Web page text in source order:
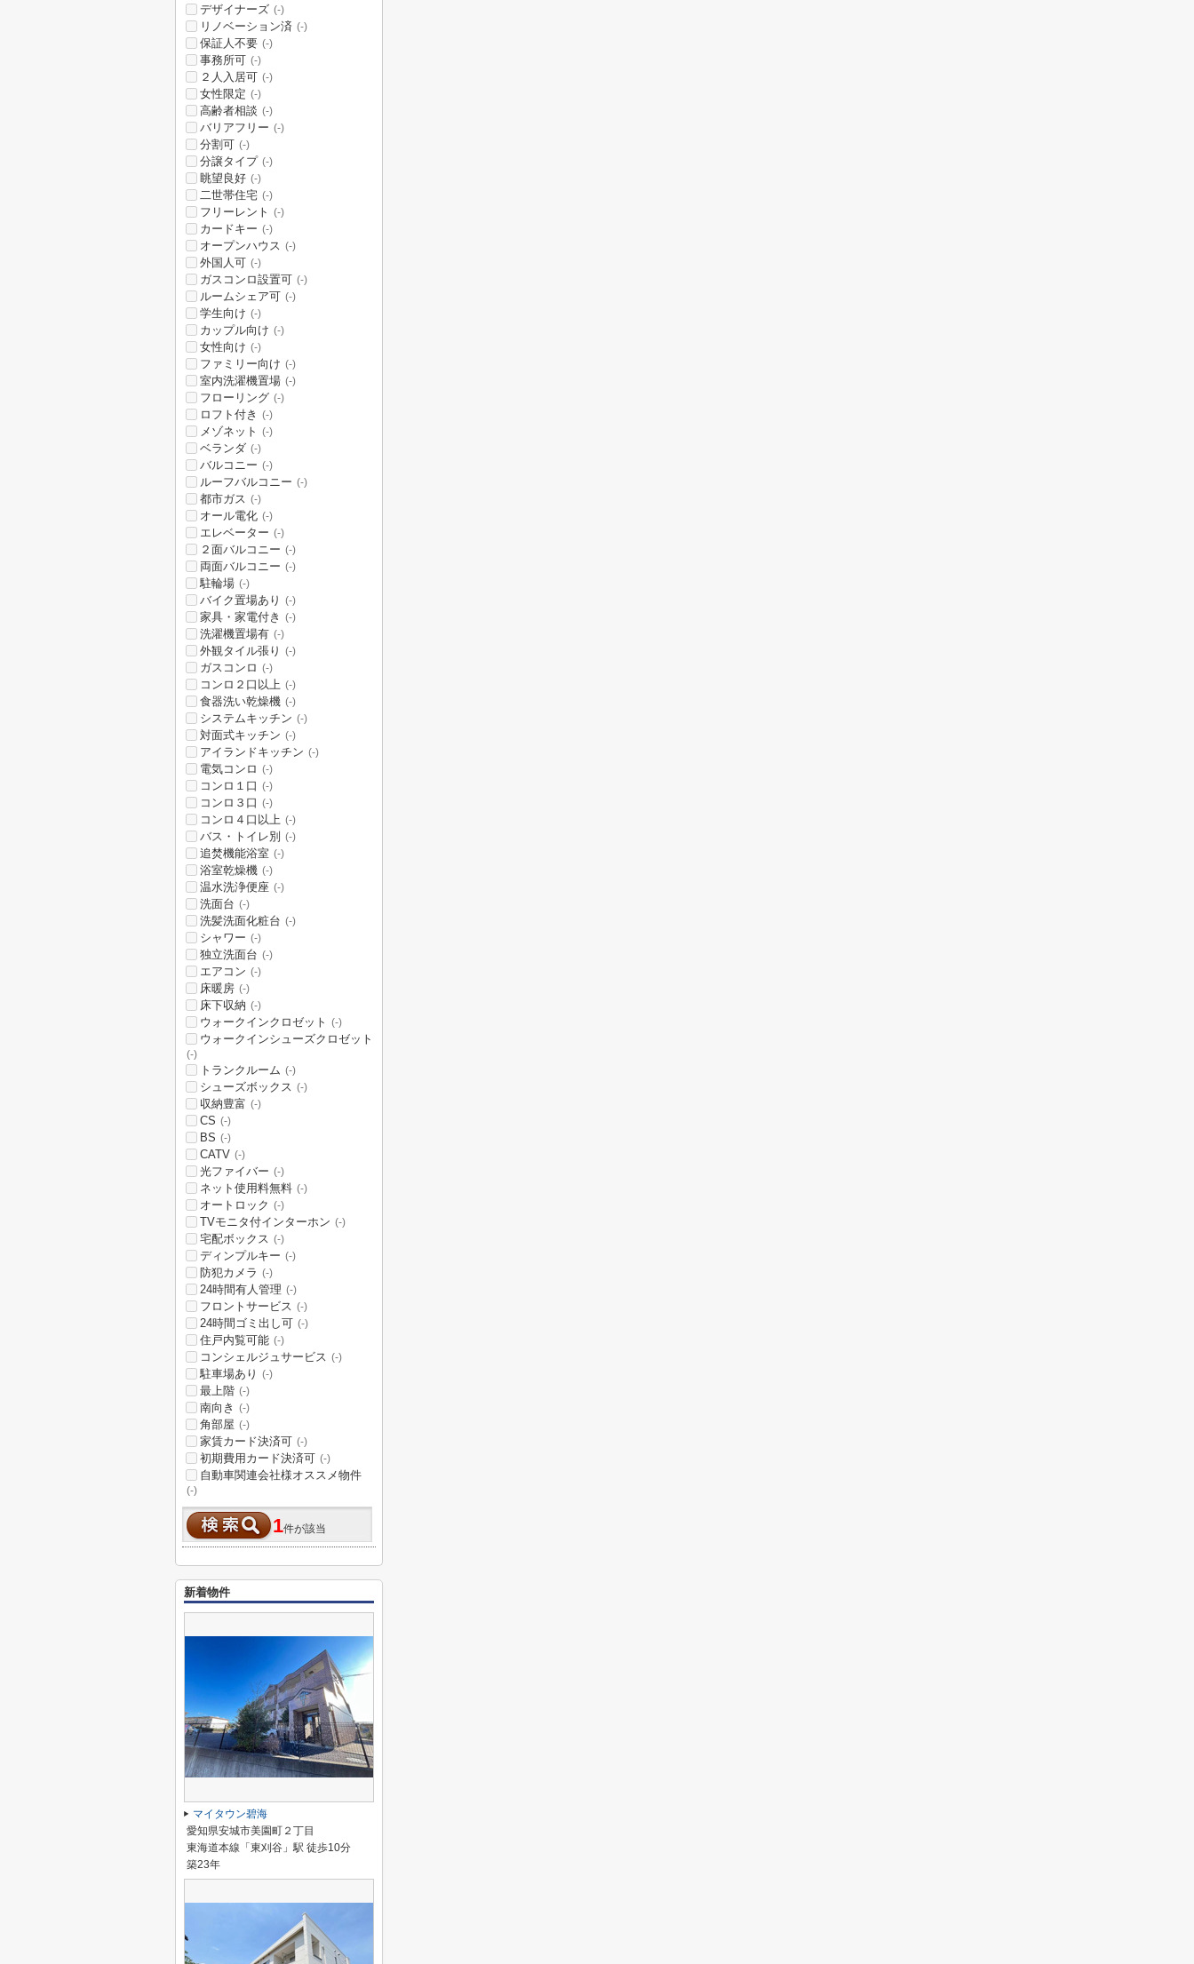
デザイナーズ (-)
リノベーション済 (-)
保証人不要 (-)
事務所可 (-)
２人入居可 (-)
女性限定 (-)
高齢者相談 (-)
バリアフリー (-)
分割可 (-)
分譲タイプ (-)
眺望良好 (-)
二世帯住宅 (-)
フリーレント (-)
カードキー (-)
オープンハウス (-)
外国人可 (-)
ガスコンロ設置可 (-)
ルームシェア可 (-)
学生向け (-)
カップル向け (-)
女性向け (-)
ファミリー向け (-)
室内洗濯機置場 (-)
フローリング (-)
ロフト付き (-)
メゾネット (-)
ベランダ (-)
バルコニー (-)
ルーフバルコニー (-)
都市ガス (-)
オール電化 (-)
エレベーター (-)
２面バルコニー (-)
両面バルコニー (-)
駐輪場 (-)
バイク置場あり (-)
家具・家電付き (-)
洗濯機置場有 (-)
外観タイル張り (-)
ガスコンロ (-)
コンロ２口以上 (-)
食器洗い乾燥機 (-)
システムキッチン (-)
対面式キッチン (-)
アイランドキッチン (-)
電気コンロ (-)
コンロ１口 (-)
コンロ３口 (-)
コンロ４口以上 (-)
バス・トイレ別 (-)
追焚機能浴室 (-)
浴室乾燥機 (-)
温水洗浄便座 (-)
洗面台 (-)
洗髪洗面化粧台 (-)
シャワー (-)
独立洗面台 (-)
エアコン (-)
床暖房 (-)
床下収納 (-)
ウォークインクロゼット (-)
ウォークインシューズクロゼット
(-)
トランクルーム (-)
シューズボックス (-)
収納豊富 (-)
CS (-)
BS (-)
CATV (-)
光ファイバー (-)
ネット使用料無料 (-)
オートロック (-)
TVモニタ付インターホン (-)
宅配ボックス (-)
ディンプルキー (-)
防犯カメラ (-)
24時間有人管理 (-)
フロントサービス (-)
24時間ゴミ出し可 (-)
住戸内覧可能 (-)
コンシェルジュサービス (-)
駐車場あり (-)
最上階 (-)
南向き (-)
角部屋 (-)
家賃カード決済可 (-)
初期費用カード決済可 (-)
自動車関連会社様オススメ物件
(-)
1件が該当
新着物件
マイタウン碧海
愛知県安城市美園町２丁目
東海道本線「東刈谷」駅 徒歩10分
築23年